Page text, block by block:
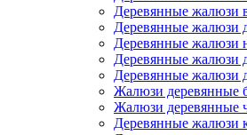
Деревянные жалюзи
Деревянные жалюзи
Деревянные жалюзи
Деревянные жалюзи
Деревянные жалюзи
Жалюзи деревянные
Жалюзи деревянные
Деревянные жалюзи